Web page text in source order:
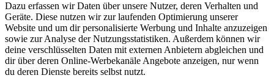
Dazu erfassen wir Daten über unsere Nutzer, deren Verhalten und
Geräte. Diese nutzen wir zur laufenden Optimierung unserer
Website und um dir personalisierte Werbung und Inhalte anzuzeigen
sowie zur Analyse der Nutzungsstatistiken. Außerdem können wir
deine verschlüsselten Daten mit externen Anbietern abgleichen und
dir über deren Online-Werbekanäle Angebote anzeigen, nur wenn
du deren Dienste bereits selbst nutzt.